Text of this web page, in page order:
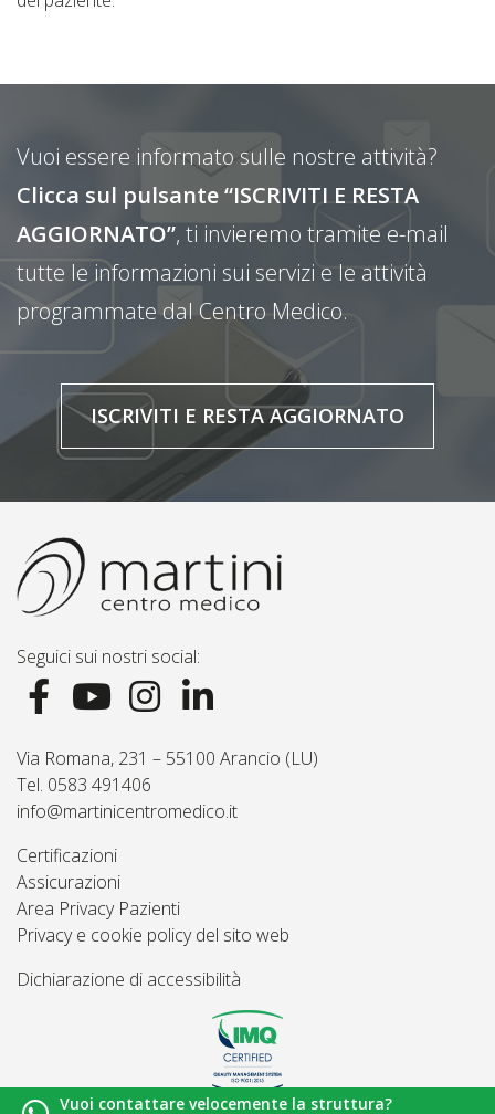
Vuoi essere informato sulle nostre attività?
Clicca sul pulsante “ISCRIVITI E RESTA
AGGIORNATO”, ti invieremo tramite e-mail
tutte le informazioni sui servizi e le attività
programmate dal Centro Medico.
ISCRIVITI E RESTA AGGIORNATO
Seguici sui nostri social:
Via Romana, 231 – 55100 Arancio (LU)
Tel. 0583 491406
info@martinicentromedico.it
Certificazioni
Assicurazioni
Area Privacy Pazienti
Privacy e cookie policy del sito web
Dichiarazione di accessibilità
Vuoi contattare velocemente la struttura?